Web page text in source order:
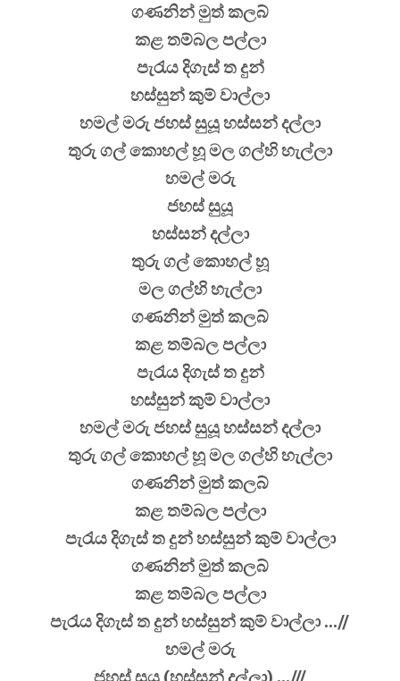
ගණනින් මුත් කලබ්
කළ තම්බල පල්ලා
පැරැය දිගැස් ත දුන්
හස්සුන් කුම් වාල්ලා
හමල් මරු ජහස් සුයූ හස්සන් දල්ලා
තුරු ගල් කොහල් හූ මල ගල්හි හැල්ලා
හමල් මරු
ජහස් සුයූ
හස්සන් දල්ලා
තුරු ගල් කොහල් හූ
මල ගල්හි හැල්ලා
ගණනින් මුත් කලබ්
කළ තම්බල පල්ලා
පැරැය දිගැස් ත දුන්
හස්සුන් කුම් වාල්ලා
හමල් මරු ජහස් සුයූ හස්සන් දල්ලා
තුරු ගල් කොහල් හූ මල ගල්හි හැල්ලා
ගණනින් මුත් කලබ්
කළ තම්බල පල්ලා
පැරැය දිගැස් ත දුන් හස්සුන් කුම් වාල්ලා
ගණනින් මුත් කලබ්
කළ තම්බල පල්ලා
පැරැය දිගැස් ත දුන් හස්සුන් කුම් වාල්ලා ...//
හමල් මරු